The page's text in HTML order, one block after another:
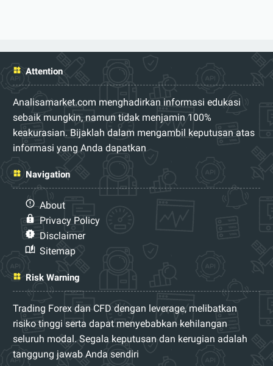
Attention
Analisamarket.com menghadirkan informasi edukasi
sebaik mungkin, namun tidak menjamin 100%
keakurasian. Bijaklah dalam mengambil keputusan atas
informasi yang Anda dapatkan
Navigation
About
Privacy Policy
Disclaimer
Sitemap
Risk Warning
Trading Forex dan CFD dengan leverage, melibatkan
risiko tinggi serta dapat menyebabkan kehilangan
seluruh modal. Segala keputusan dan kerugian adalah
tanggung jawab Anda sendiri